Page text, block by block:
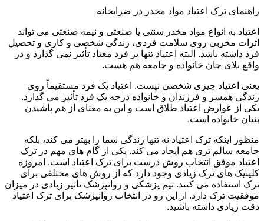
راهنمای ترک اعتیاد مواد مخدر در ضرابخانه
اعتیاد به انواع مواد مخدر سنتی یا صنعتی و نیمه صنعتی می تواند
اثرات مخربی روی سلامت فردی، زندگی شخصی و کاری و تحصیل
فرد داشته باشد. البته اعتیاد تنها بر فرد معتاد تأثیر نمی گذارد و در
واقع بلای جان خانواده و جامعه هم هست.
یعنی اعتیاد چیزی شخصی نیست. اعتیاد یک فرد مستقیماً روی
زندگی همسر و فرزندان و خانواده درجه یک فرد تأثیر می گذارد.
یکی از عوارض اعتیاد طلاق است و این به معنای از هم پاشیدن
بنیان خانواده است.
منظور اینکه ترک اعتیاد نه تنها زندگی شما را بهتر می کند، بلکه
جامعه سالم تری هم ایجاد می کند. یکی از گام های مهم در ترک
اعتیاد موفق انتخاب روش درست برای ترک اعتیاد است. امروزه
کلینیک های ترک زیادی وجود دارد که از روش های مختلفی برای
ترک استفاده می کنند. تیم پزشکی و روانپزشک تأثیر زیادی در میزان
موفقیت ترک دارد. از این رو در انتخاب روانپزشک برای ترک اعتیاد
دقت زیادی داشته باشید.